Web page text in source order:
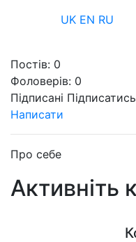
UK EN RU
Постів: 0
Фоловерів: 0
Підписані Підписатись
Написати
Про себе
Активніть